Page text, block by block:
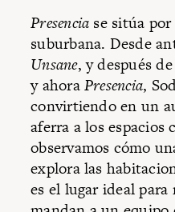
Presencia se sitúa
suburbana. Desde
Unsane, y después
y ahoraPresencia,
convirtiendo en un
aferra a los espacios
observamos cómo
explora las
es el lugar ideal para